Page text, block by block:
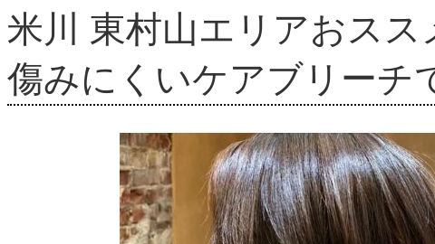
米川 東村山エリアおス
傷みにくいケアブリーチ